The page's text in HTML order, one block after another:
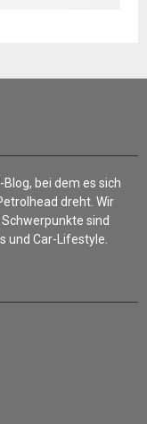
bei dem es sich
dreht. Wir
sind
und Car-Lifestyle.